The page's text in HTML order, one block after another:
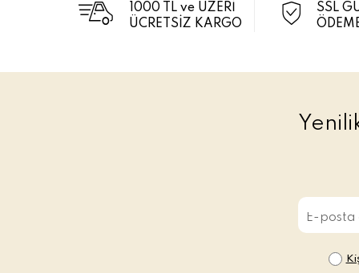
1000 TL ve ÜZERİ
ÜCRETSİZ KARGO
SSL